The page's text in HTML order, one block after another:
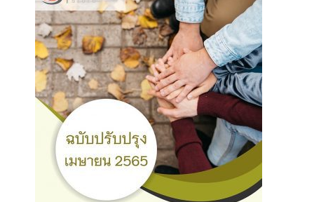
ข่าวเปิดสอบงานราชการ
นโยบายคืนสินค้าและการจัดส่ง​
คำถามที่พบบ่อย